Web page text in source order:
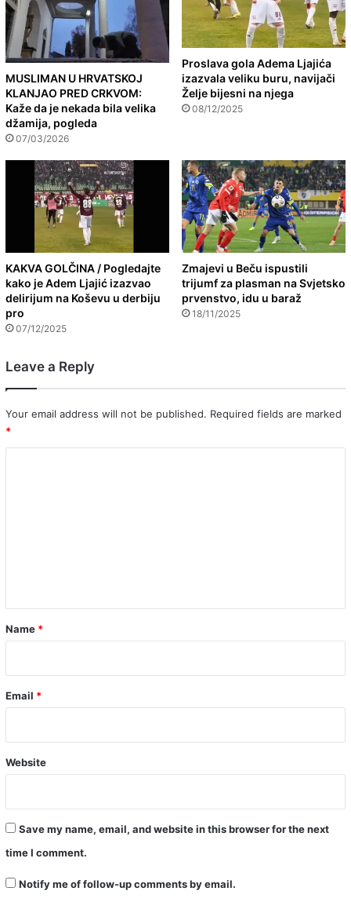
MUSLIMAN U HRVATSKOJ
KLANJAO PRED CRKVOM:
Kaže da je nekada bila velika
džamija, pogleda
07/03/2026
Proslava gola Adema Ljajića
izazvala veliku buru, navijači
Želje bijesni na njega
08/12/2025
KAKVA GOLČINA / Pogledajte
kako je Adem Ljajić izazvao
delirijum na Koševu u derbiju
pro
07/12/2025
Zmajevi u Beču ispustili
trijumf za plasman na Svjetsko
prvenstvo, idu u baraž
18/11/2025
Leave a Reply
Your email address will not be published. Required fields are marked
*
*
Name *
Email *
Website
Save my name, email, and website in this browser for the next
time I comment.
Notify me of follow-up comments by email.